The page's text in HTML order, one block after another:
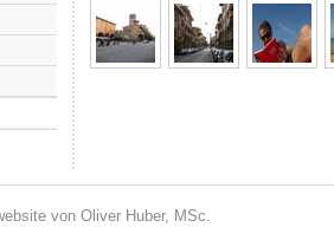
von Oliver Huber, MSc.